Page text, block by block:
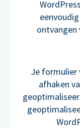
ontvangen
Je
afhaken